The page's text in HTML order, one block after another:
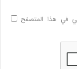
في هذا المتصفح